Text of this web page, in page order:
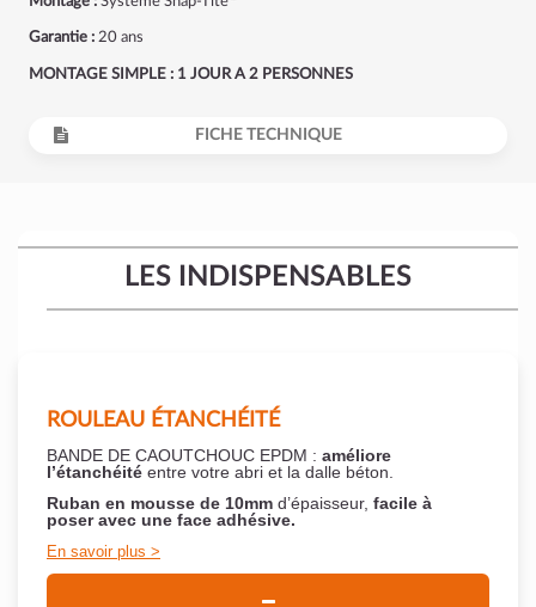
Garantie : 20 ans
MONTAGE SIMPLE : 1 JOUR A 2 PERSONNES
FICHE TECHNIQUE
LES INDISPENSABLES
ROULEAU ÉTANCHÉITÉ
BANDE DE CAOUTCHOUC EPDM : améliore
l’étanchéité entre votre abri et la dalle béton.
Ruban en mousse de 10mm d’épaisseur, facile à
poser avec une face adhésive.
En savoir plus